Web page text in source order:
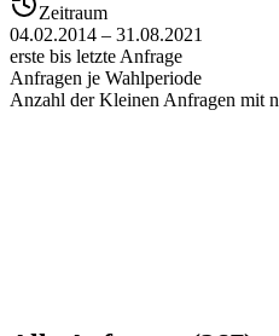
Zeitraum
04.02.2014 – 31.08.2021
erste bis letzte Anfrage
Anfragen je Wahlperiode
Anzahl der Kleinen Anfragen mit